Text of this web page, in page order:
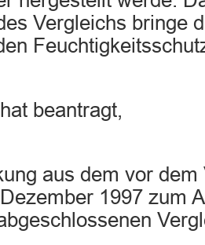
Vergleichs bringe
beantragt,
aus dem vor
1997 zum